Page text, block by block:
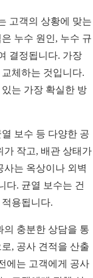
고객의 상황에 맞는
누수 원인, 누수 규
결정됩니다. 가장
체하는 것입니다.
는 가장 확실한 방
보수 등 다양한 공
가 작고, 배관 상태가
사는 옥상이나 외벽
다. 균열 보수는 건
용됩니다.
의 충분한 상담을 통
, 공사 견적을 산출
에는 고객에게 공사